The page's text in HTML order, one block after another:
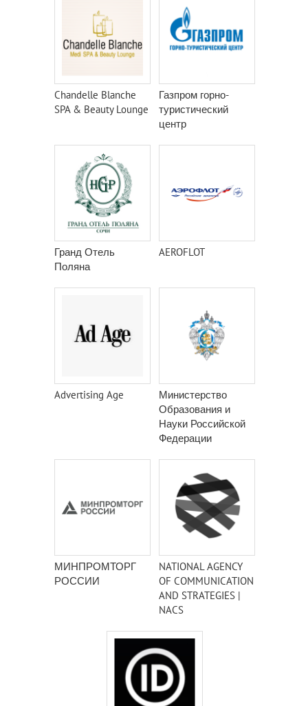
Chandelle Blanche
SPA & Beauty Lounge
Газпром горно-
туристический
центр
Гранд Отель
Поляна
AEROFLOT
Advertising Age
Министерство
Образования и
Науки Российской
Федерации
МИНПРОМТОРГ
РОССИИ
NATIONAL AGENCY
OF COMMUNICATION
AND STRATEGIES |
NACS